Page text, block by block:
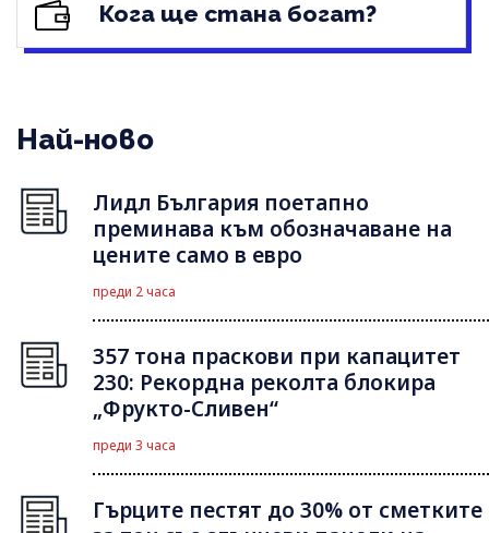
Кога ще стана богат?
Най-ново
Лидл България поетапно
преминава към обозначаване на
цените само в евро
преди 2 часа
357 тона праскови при капацитет
230: Рекордна реколта блокира
„Фрукто-Сливен“
преди 3 часа
Гърците пестят до 30% от сметките